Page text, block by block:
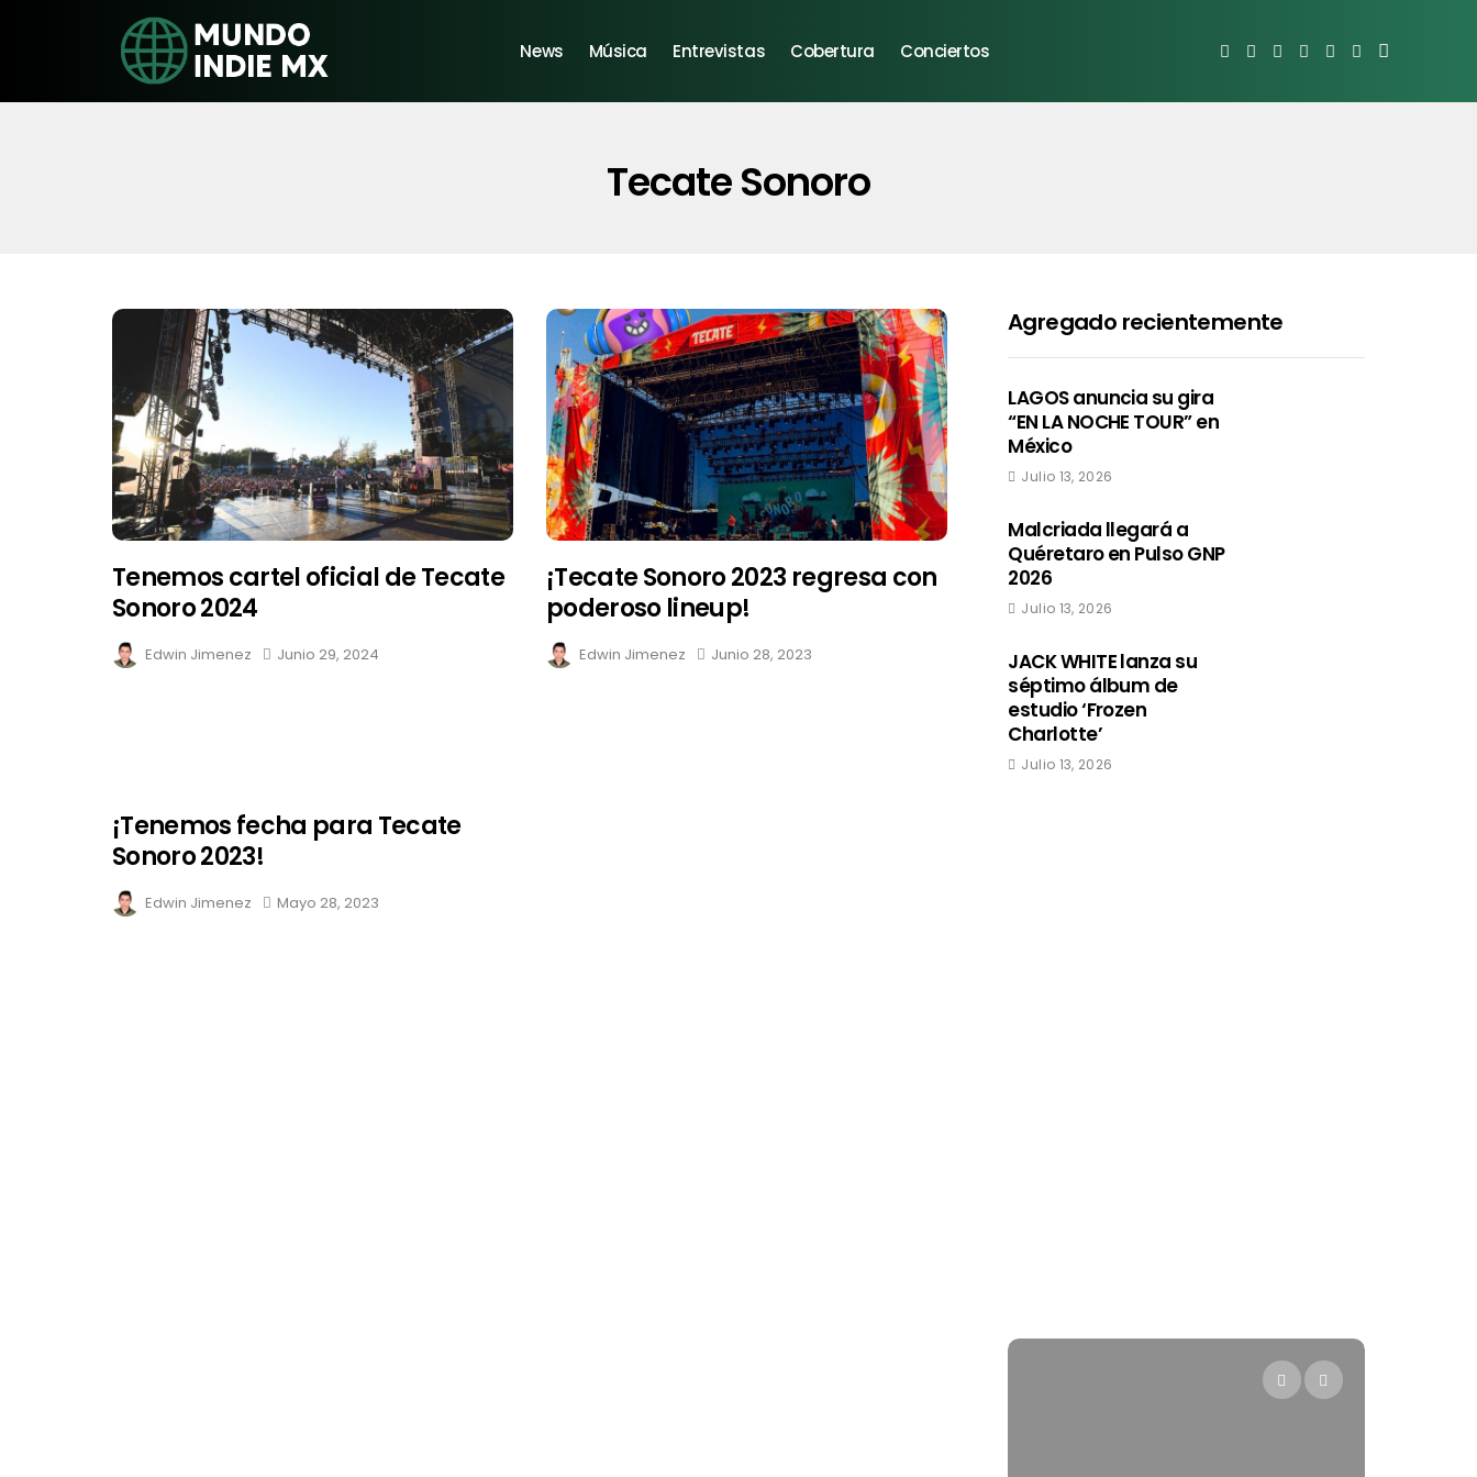
News Música Entrevistas Cobertura Conciertos
Tecate Sonoro
Tenemos cartel oficial de Tecate
Sonoro 2024
Edwin Jimenez Junio 29, 2024
¡Tecate Sonoro 2023 regresa con
poderoso lineup!
Edwin Jimenez Junio 28, 2023
¡Tenemos fecha para Tecate
Sonoro 2023!
Edwin Jimenez Mayo 28, 2023
Agregado recientemente
LAGOS anuncia su gira
“EN LA NOCHE TOUR” en
México
Julio 13, 2026
Malcriada llegará a
Quéretaro en Pulso GNP
2026
Julio 13, 2026
JACK WHITE lanza su
séptimo álbum de
estudio ‘Frozen
Charlotte’
Julio 13, 2026